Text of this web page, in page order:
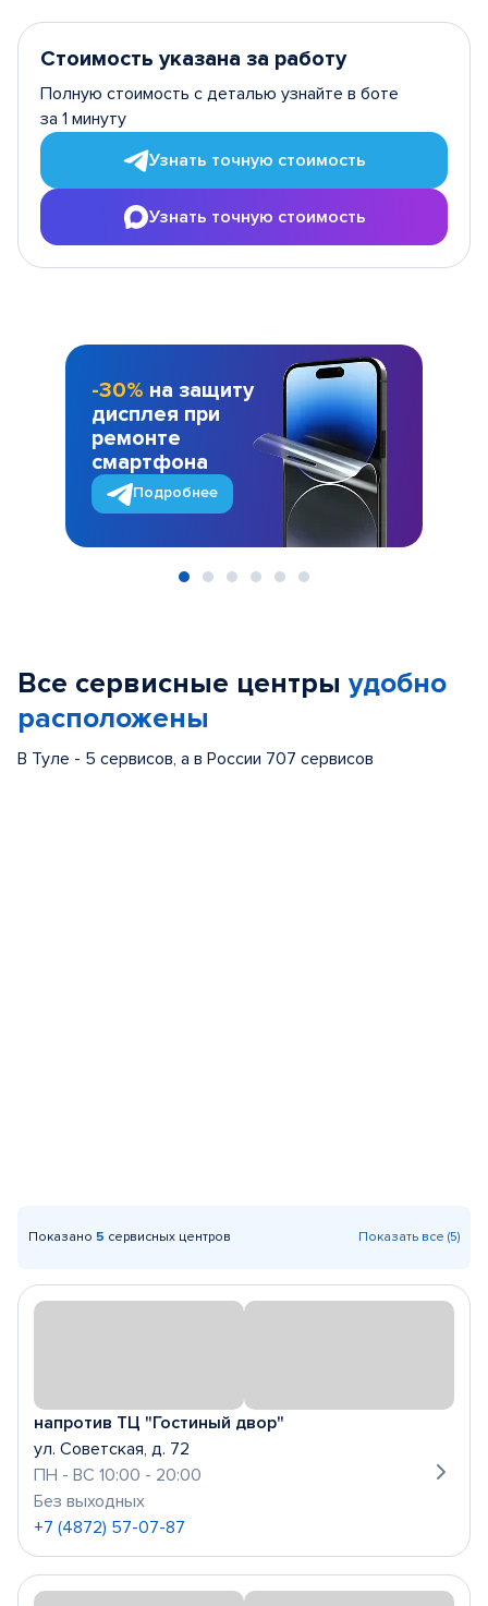
Стоимость указана за работу
Полную стоимость с деталью узнайте в боте
за 1 минуту
Узнать точную стоимость
Узнать точную стоимость
-30% на защиту
дисплея при
ремонте
смартфона
Подробнее
Все сервисные центры удобно
расположены
В Туле - 5 сервисов, а в России 707 сервисов
Показано 5 сервисных центров Показать все (5)
напротив ТЦ "Гостиный двор"
ул. Советская, д. 72
ПН - ВС 10:00 - 20:00
Без выходных
+7 (4872) 57-07-87